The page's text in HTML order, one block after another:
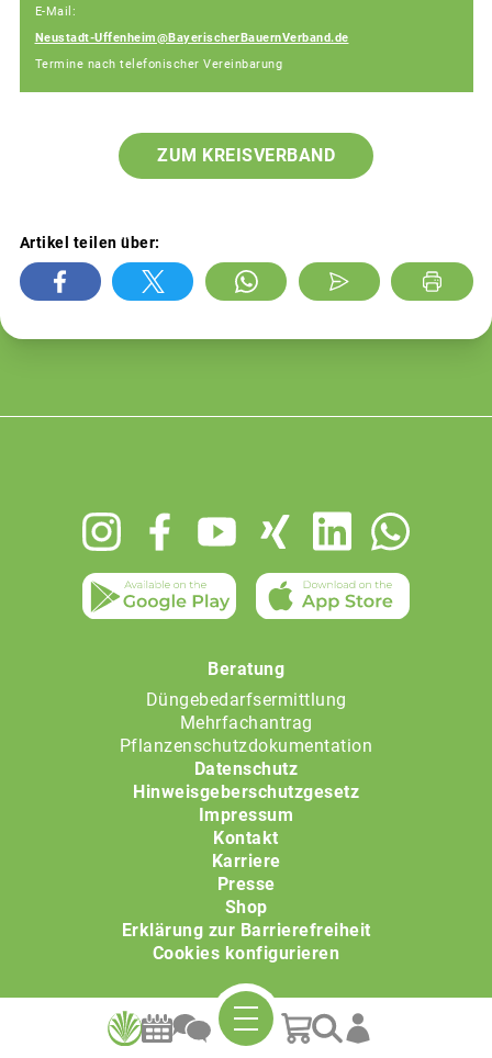
E-Mail:
Neustadt-Uffenheim@BayerischerBauernVerband.de
Termine nach telefonischer Vereinbarung
ZUM KREISVERBAND
Artikel teilen über:
Beratung
Düngebedarfsermittlung
Mehrfachantrag
Pflanzenschutzdokumentation
Datenschutz
Hinweisgeberschutzgesetz
Impressum
Kontakt
Karriere
Presse
Shop
Erklärung zur Barrierefreiheit
Cookies konfigurieren